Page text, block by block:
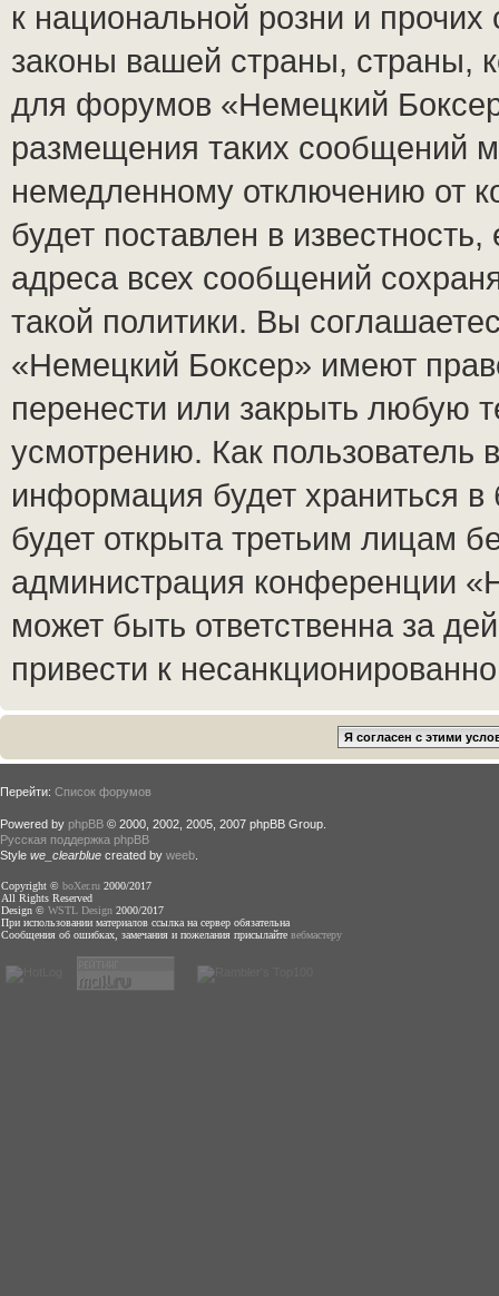
к национальной розни и
законы вашей страны, страны,
для форумов «Немецкий
размещения таких сообщений
немедленному отключению от
будет поставлен в
адреса всех сообщений
такой политики. Вы
«Немецкий Боксер» имеют
перенести или закрыть любую
усмотрению. Как пользователь
информация будет храниться
будет открыта третьим лицам
администрация конференции
может быть ответственна за
привести к
Перейти: Список форумов
Powered by phpBB © 2000, 2002, 2005, 2007 phpBB Group.
Русская поддержка phpBB
Style we_clearblue created by weeb
Copyright © boXer.ru 2000/2017
All Rights Reserved
Design © WSTL Design 2000/2017
При использовании материалов ссылка на сервер обязательна
Сообщения об ошибках, замечания и пожелания присылайте вебмастеру